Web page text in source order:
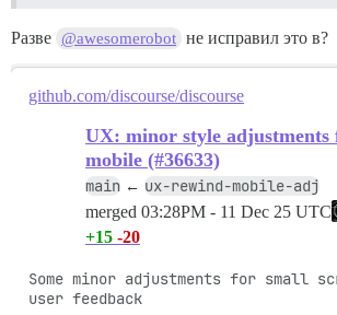
Разве @awesomerobot не исправил это в?
github.com/discourse/discourse
UX: minor style adjustments
mobile (#36633)
main ← ux-rewind-mobile-adj
merged 03:28PM - 11 Dec 25 UTC
+15 -20
Some minor adjustments for small
user feedback